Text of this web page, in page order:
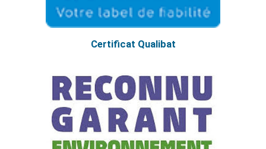
Certificat Qualibat